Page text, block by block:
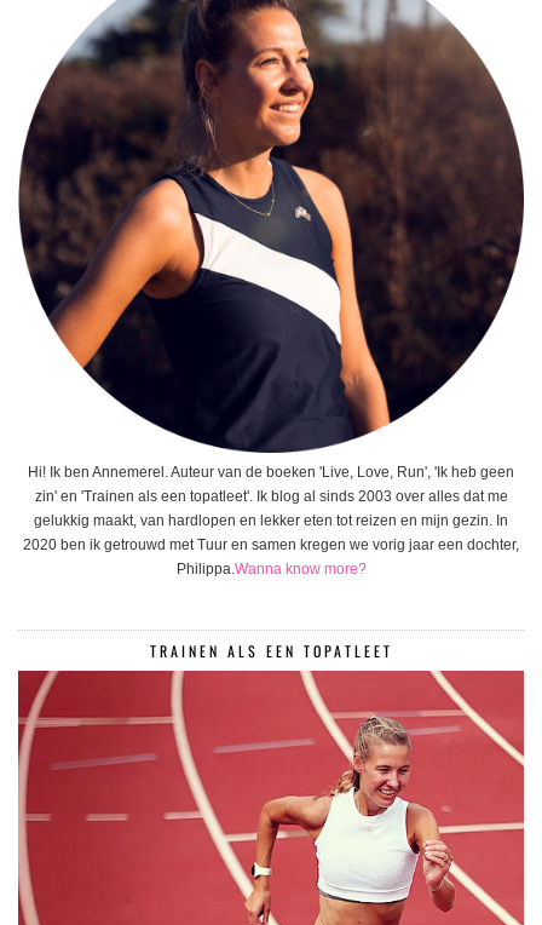
Hi! Ik ben Annemerel. Auteur van de boeken 'Live, Love, Run', 'Ik heb geen
zin' en 'Trainen als een topatleet'. Ik blog al sinds 2003 over alles dat me
gelukkig maakt, van hardlopen en lekker eten tot reizen en mijn gezin. In
2020 ben ik getrouwd met Tuur en samen kregen we vorig jaar een dochter,
Philippa.Wanna know more?
TRAINEN ALS EEN TOPATLEET